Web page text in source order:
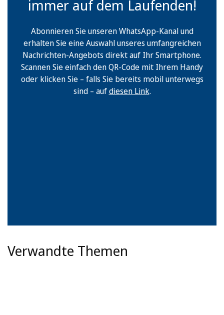
immer auf dem Laufenden!
Abonnieren Sie unseren WhatsApp-Kanal und
erhalten Sie eine Auswahl unseres umfangreichen
Nachrichten-Angebots direkt auf Ihr Smartphone.
Scannen Sie einfach den QR-Code mit Ihrem Handy
oder klicken Sie – falls Sie bereits mobil unterwegs
sind – aufdiesen Link.
Verwandte Themen